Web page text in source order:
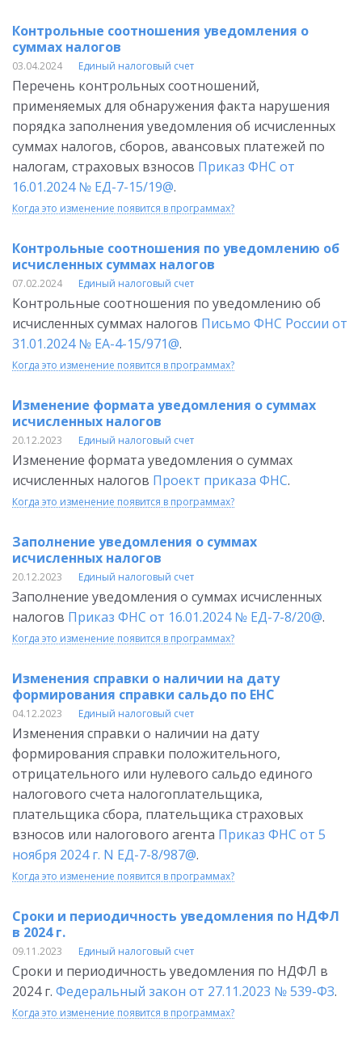
Контрольные соотношения уведомления о
суммах налогов
03.04.2024 Единый налоговый счет
Перечень контрольных соотношений,
применяемых для обнаружения факта нарушения
порядка заполнения уведомления об исчисленных
суммах налогов, сборов, авансовых платежей по
налогам, страховых взносов Приказ ФНС от
16.01.2024 № ЕД-7-15/19@.
Когда это изменение появится в программах?
Контрольные соотношения по уведомлению об
исчисленных суммах налогов
07.02.2024 Единый налоговый счет
Контрольные соотношения по уведомлению об
исчисленных суммах налогов Письмо ФНС России от
31.01.2024 № ЕА-4-15/971@.
Когда это изменение появится в программах?
Изменение формата уведомления о суммах
исчисленных налогов
20.12.2023 Единый налоговый счет
Изменение формата уведомления о суммах
исчисленных налогов Проект приказа ФНС.
Когда это изменение появится в программах?
Заполнение уведомления о суммах
исчисленных налогов
20.12.2023 Единый налоговый счет
Заполнение уведомления о суммах исчисленных
налогов Приказ ФНС от 16.01.2024 № ЕД-7-8/20@.
Когда это изменение появится в программах?
Изменения справки о наличии на дату
формирования справки сальдо по ЕНС
04.12.2023 Единый налоговый счет
Изменения справки о наличии на дату
формирования справки положительного,
отрицательного или нулевого сальдо единого
налогового счета налогоплательщика,
плательщика сбора, плательщика страховых
взносов или налогового агента Приказ ФНС от 5
ноября 2024 г. N ЕД-7-8/987@.
Когда это изменение появится в программах?
Сроки и периодичность уведомления по НДФЛ
в 2024 г.
09.11.2023 Единый налоговый счет
Сроки и периодичность уведомления по НДФЛ в
2024 г. Федеральный закон от 27.11.2023 № 539-ФЗ.
Когда это изменение появится в программах?